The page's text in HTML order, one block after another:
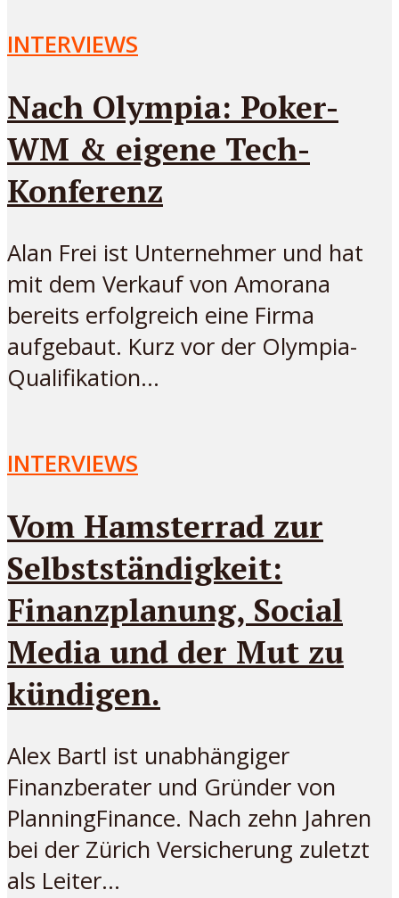
INTERVIEWS
Nach Olympia: Poker-
WM & eigene Tech-
Konferenz
Alan Frei ist Unternehmer und hat
mit dem Verkauf von Amorana
bereits erfolgreich eine Firma
aufgebaut. Kurz vor der Olympia-
Qualifikation...
INTERVIEWS
Vom Hamsterrad zur
Selbstständigkeit:
Finanzplanung, Social
Media und der Mut zu
kündigen.
Alex Bartl ist unabhängiger
Finanzberater und Gründer von
PlanningFinance. Nach zehn Jahren
bei der Zürich Versicherung zuletzt
als Leiter...